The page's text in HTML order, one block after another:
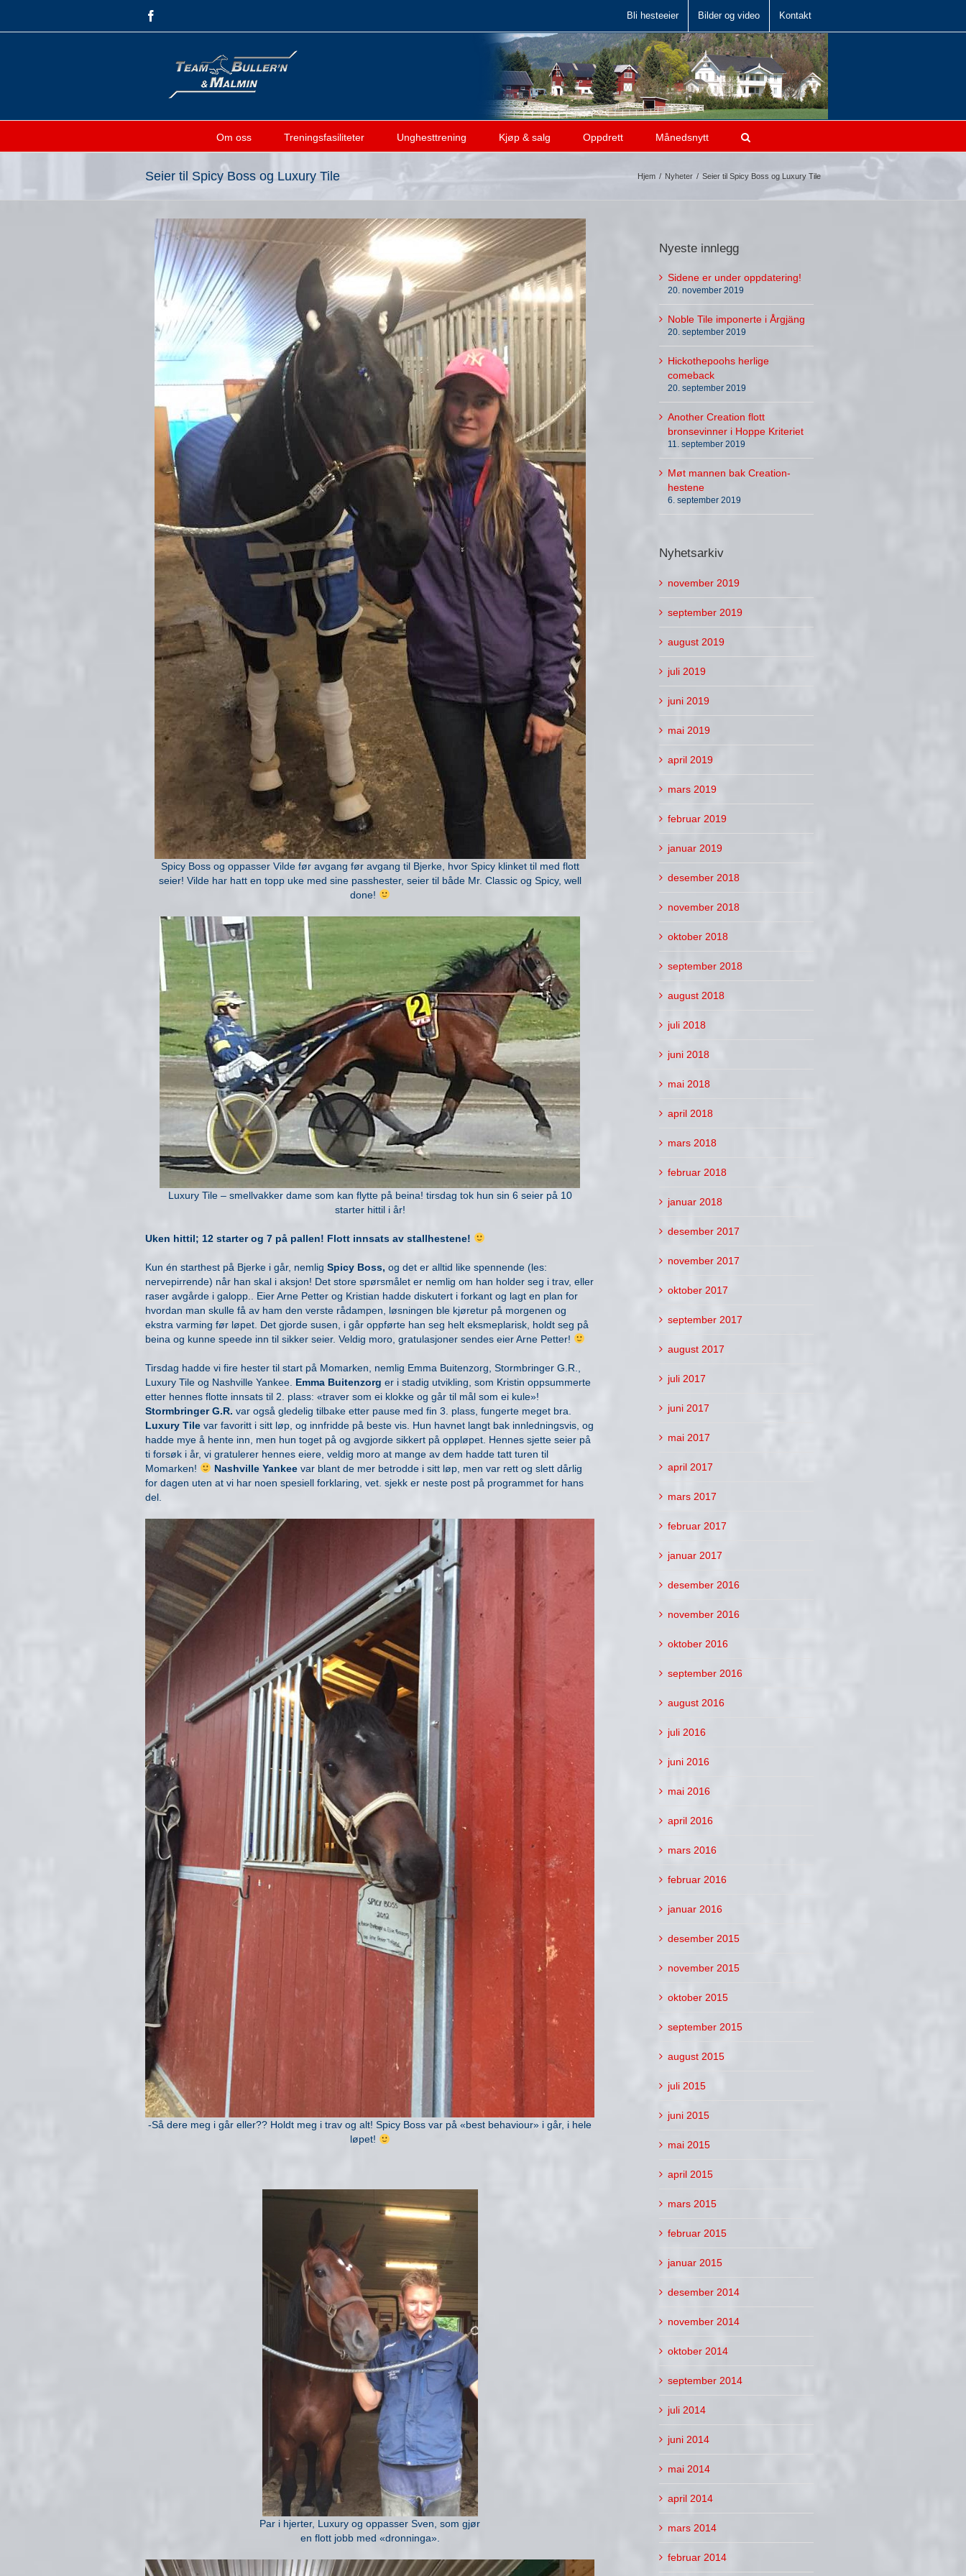
content
Bli hesteeier Bilder og video Kontakt
Om oss Treningsfasiliteter Unghesttrening Kjøp & salg Oppdrett Månedsnytt
Seier til Spicy Boss og Luxury Tile Hjem / Nyheter / Seier til Spicy Boss og Luxury Tile
Spicy Boss og oppasser Vilde før avgang før avgang til Bjerke, hvor Spicy klinket til med flott
seier! Vilde har hatt en topp uke med sine passhester, seier til både Mr. Classic og Spicy, well
done!
Luxury Tile – smellvakker dame som kan flytte på beina! tirsdag tok hun sin 6 seier på 10
starter hittil i år!
Uken hittil; 12 starter og 7 på pallen! Flott innsats av stallhestene!
Kun én starthest på Bjerke i går, nemlig Spicy Boss, og det er alltid like spennende (les:
nervepirrende) når han skal i aksjon! Det store spørsmålet er nemlig om han holder seg i trav, eller
raser avgårde i galopp.. Eier Arne Petter og Kristian hadde diskutert i forkant og lagt en plan for
hvordan man skulle få av ham den verste rådampen, løsningen ble kjøretur på morgenen og
ekstra varming før løpet. Det gjorde susen, i går oppførte han seg helt eksmeplarisk, holdt seg på
beina og kunne speede inn til sikker seier. Veldig moro, gratulasjoner sendes eier Arne Petter!
Tirsdag hadde vi fire hester til start på Momarken, nemlig Emma Buitenzorg, Stormbringer G.R.,
Luxury Tile og Nashville Yankee. Emma Buitenzorg er i stadig utvikling, som Kristin oppsummerte
etter hennes flotte innsats til 2. plass: «traver som ei klokke og går til mål som ei kule»!
Stormbringer G.R. var også gledelig tilbake etter pause med fin 3. plass, fungerte meget bra.
Luxury Tile var favoritt i sitt løp, og innfridde på beste vis. Hun havnet langt bak innledningsvis, og
hadde mye å hente inn, men hun toget på og avgjorde sikkert på oppløpet. Hennes sjette seier på
ti forsøk i år, vi gratulerer hennes eiere, veldig moro at mange av dem hadde tatt turen til
Momarken!
Nashville Yankeevar blant de mer betrodde i sitt løp, men var rett og slett dårlig
for dagen uten at vi har noen spesiell forklaring, vet. sjekk er neste post på programmet for hans
del.
-Så dere meg i går eller?? Holdt meg i trav og alt! Spicy Boss var på «best behaviour» i går, i hele
løpet!
Par i hjerter, Luxury og oppasser Sven, som gjør
en flott jobb med «dronninga».
Nyeste innlegg
Sidene er under oppdatering!
20. november 2019
Noble Tile imponerte i Årgjäng
20. september 2019
Hickothepoohs herlige
comeback
20. september 2019
Another Creation flott
bronsevinner i Hoppe Kriteriet
11. september 2019
Møt mannen bak Creation-
hestene
6. september 2019
Nyhetsarkiv
november 2019
september 2019
august 2019
juli 2019
juni 2019
mai 2019
april 2019
mars 2019
februar 2019
januar 2019
desember 2018
november 2018
oktober 2018
september 2018
august 2018
juli 2018
juni 2018
mai 2018
april 2018
mars 2018
februar 2018
januar 2018
desember 2017
november 2017
oktober 2017
september 2017
august 2017
juli 2017
juni 2017
mai 2017
april 2017
mars 2017
februar 2017
januar 2017
desember 2016
november 2016
oktober 2016
september 2016
august 2016
juli 2016
juni 2016
mai 2016
april 2016
mars 2016
februar 2016
januar 2016
desember 2015
november 2015
oktober 2015
september 2015
august 2015
juli 2015
juni 2015
mai 2015
april 2015
mars 2015
februar 2015
januar 2015
desember 2014
november 2014
oktober 2014
september 2014
juli 2014
juni 2014
mai 2014
april 2014
mars 2014
februar 2014